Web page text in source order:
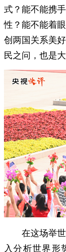
式？能不能携
性？能不能着
创两国关系美
民之问，也是
在这场举
入分析世界形